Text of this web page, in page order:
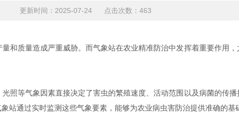
更新时间：2025-07-24 点击次数：463
和质量造成严重威胁。而气象站在农业精准防治中发挥着重要作用
照等气象因素直接决定了害虫的繁殖速度、活动范围以及病菌的传
通过实时监测这些气象要素，能够为农业病虫害防治提供准确的基